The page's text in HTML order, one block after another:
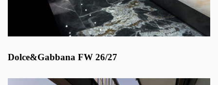
Dolce&Gabbana FW 26/27